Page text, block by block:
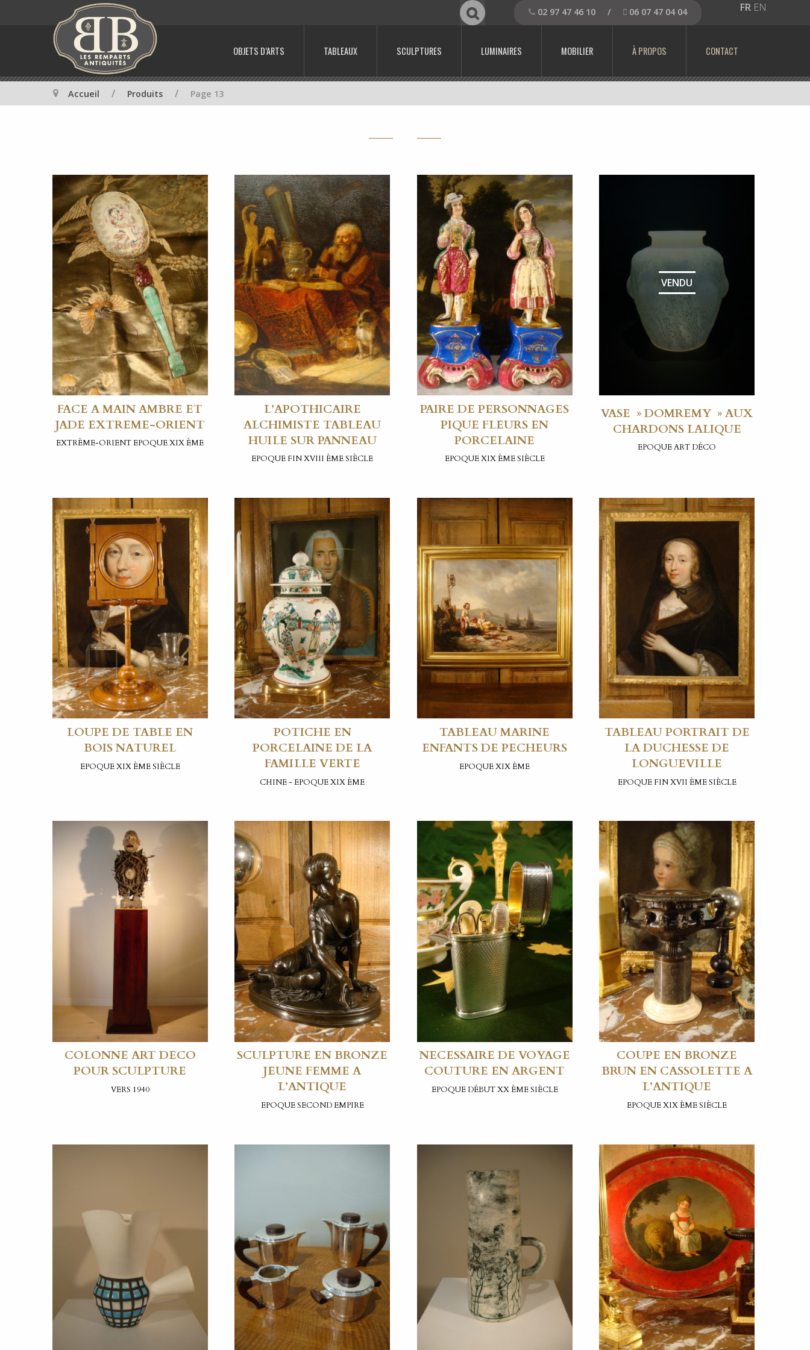
02 97 47 46 10 / 06 07 47 04 04 FR EN
OBJETS D’ARTS TABLEAUX SCULPTURES LUMINAIRES MOBILIER À PROPOS CONTACT
Accueil / Produits / Page 13
FACE A MAIN AMBRE ET
JADE EXTREME-ORIENT
EXTRÈME-ORIENT EPOQUE XIX ÈME
L’APOTHICAIRE
ALCHIMISTE TABLEAU
HUILE SUR PANNEAU
EPOQUE FIN XVIII ÈME SIÈCLE
PAIRE DE PERSONNAGES
PIQUE FLEURS EN
PORCELAINE
EPOQUE XIX ÈME SIÈCLE
VENDU
VASE » DOMREMY » AUX
CHARDONS LALIQUE
EPOQUE ART DÉCO
LOUPE DE TABLE EN
BOIS NATUREL
EPOQUE XIX ÈME SIÈCLE
POTICHE EN
PORCELAINE DE LA
FAMILLE VERTE
CHINE - EPOQUE XIX ÈME
TABLEAU MARINE
ENFANTS DE PECHEURS
EPOQUE XIX ÈME
TABLEAU PORTRAIT DE
LA DUCHESSE DE
LONGUEVILLE
EPOQUE FIN XVII ÈME SIÈCLE
COLONNE ART DECO
POUR SCULPTURE
VERS 1940
SCULPTURE EN BRONZE
JEUNE FEMME A
L’ANTIQUE
EPOQUE SECOND EMPIRE
NECESSAIRE DE VOYAGE
COUTURE EN ARGENT
EPOQUE DÉBUT XX ÈME SIÈCLE
COUPE EN BRONZE
BRUN EN CASSOLETTE A
L’ANTIQUE
EPOQUE XIX ÈME SIÈCLE